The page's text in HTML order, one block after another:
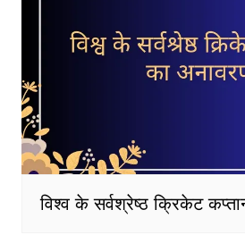
विश्व के सर्वश्रेष्ठ क्रिकेट